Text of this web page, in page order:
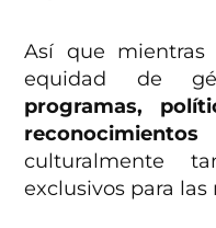
Así que
equidad de
programas,
culturalmente
exclusivos para las